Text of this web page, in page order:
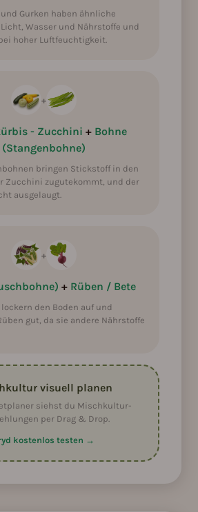
Gurken haben ähnliche
Wasser und Nährstoffe und
hoher Luftfeuchtigkeit.
+
- Zucchini + Bohne
(Stangenbohne)
bringen Stickstoff in den
Zucchini zugutekommt, und der
ausgelaugt.
+
+ Rüben / Bete
den Boden auf und
gut, da sie andere Nährstoffe
visuell planen
siehst du Mischkultur-
per Drag & Drop.
kostenlos testen →